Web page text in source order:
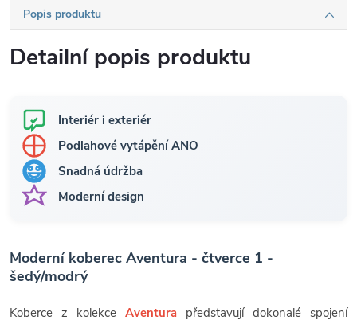
Popis produktu
Detailní popis produktu
Interiér i exteriér
Podlahové vytápění ANO
Snadná údržba
Moderní design
Moderní koberec Aventura - čtverce 1 -
šedý/modrý
Koberce z kolekce Aventura představují dokonalé spojení